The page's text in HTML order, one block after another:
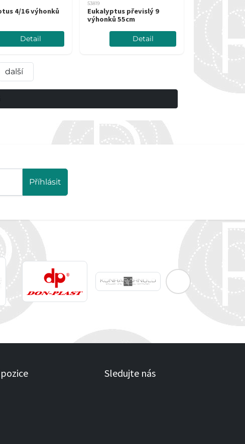
4/16 výhonků
Detail
53819
Eukalyptus převislý 9
výhonků 55cm
Detail
další
Příhlásit
Sledujte nás